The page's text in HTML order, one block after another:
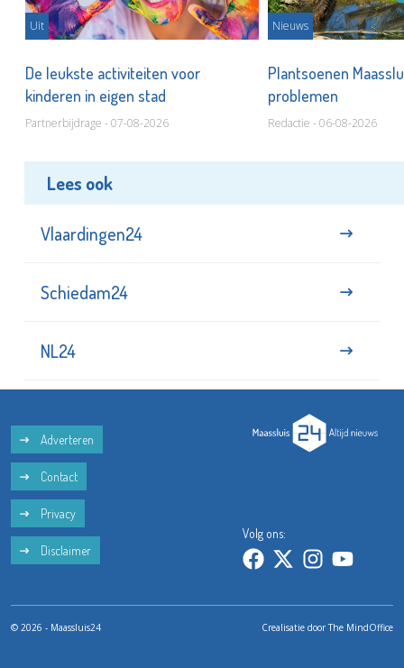
Uit
De leukste activiteiten voor
kinderen in eigen stad
Partnerbijdrage - 07-08-2026
Nieuws
Plantsoenen
problemen
Redactie - 06-08-2026
Lees ook
Vlaardingen24
Schiedam24
NL24
Adverteren
Contact
Privacy
Disclaimer
Volg ons:
© 2026 - Maassluis24 Crealisatie doorThe MindOffice